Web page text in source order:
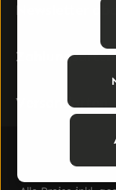
Newsletter
Zahlungsarten
Versandarten